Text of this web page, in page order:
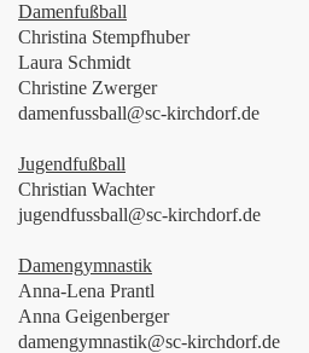
Damenfußball
Christina Stempfhuber
Laura Schmidt
Christine Zwerger
damenfussball@sc-kirchdorf.de
Jugendfußball
Christian Wachter
jugendfussball@sc-kirchdorf.de
Damengymnastik
Anna-Lena Prantl
Anna Geigenberger
damengymnastik@sc-kirchdorf.de